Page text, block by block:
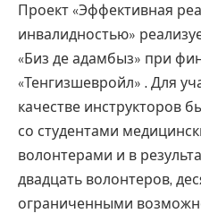
Проект «Эффективная
инвалидностью»
«Биз де адамбыз» при
«Тенгизшевройл» . Для
качестве инструкторов
со студентами
волонтерами и в
двадцать волонтеров,
ограниченными